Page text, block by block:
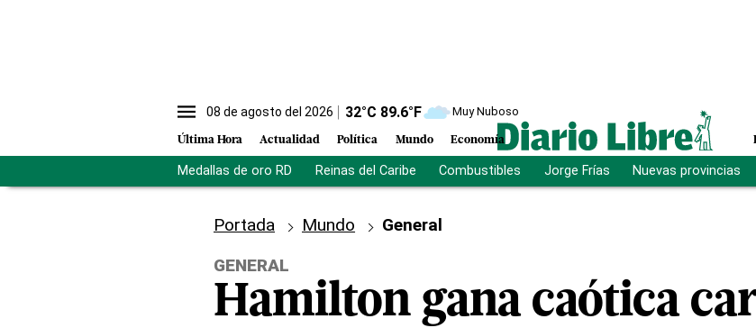
08 de agosto del 2026 32°C 89.6°F Muy Nuboso
Última Hora Actualidad Política Mundo Economía
Medallas de oro RD Reinas del Caribe Combustibles Jorge Frías Nuevas provincias
Portada Mundo
General
GENERAL
Hamilton gana caótica